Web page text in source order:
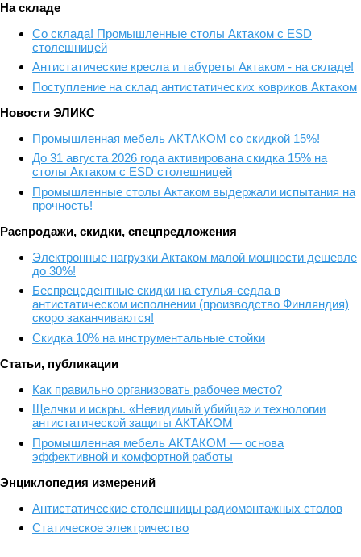
На складе
Со склада! Промышленные столы Актаком с ESD
столешницей
Антистатические кресла и табуреты Актаком - на складе!
Поступление на склад антистатических ковриков Актаком
Новости ЭЛИКС
Промышленная мебель АКТАКОМ со скидкой 15%!
До 31 августа 2026 года активирована скидка 15% на
столы Актаком с ESD столешницей
Промышленные столы Актаком выдержали испытания на
прочность!
Распродажи, скидки, спецпредложения
Электронные нагрузки Актаком малой мощности дешевле
до 30%!
Беспрецедентные скидки на стулья-седла в
антистатическом исполнении (производство Финляндия)
скоро заканчиваются!
Скидка 10% на инструментальные стойки
Статьи, публикации
Как правильно организовать рабочее место?
Щелчки и искры. «Невидимый убийца» и технологии
антистатической защиты АКТАКОМ
Промышленная мебель АКТАКОМ — основа
эффективной и комфортной работы
Энциклопедия измерений
Антистатические столешницы радиомонтажных столов
Статическое электричество